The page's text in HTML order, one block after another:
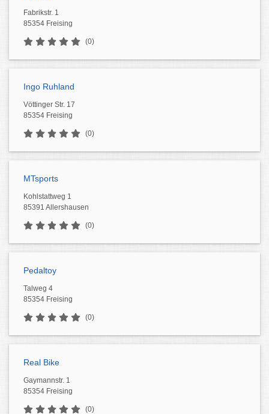
Fabrikstr. 1
85354 Freising
(0)
Ingo Ruhland
Vöttinger Str. 17
85354 Freising
(0)
MTsports
Kohlstattweg 1
85391 Allershausen
(0)
Pedaltoy
Talweg 4
85354 Freising
(0)
Real Bike
Gaymannstr. 1
85354 Freising
(0)